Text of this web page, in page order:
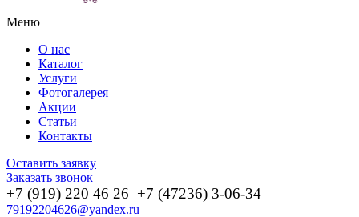
Меню
О нас
Каталог
Услуги
Фотогалерея
Акции
Статьи
Контакты
Оставить заявку
Заказать звонок
+7 (919) 220 46 26 +7 (47236) 3-06-34
79192204626@yandex.ru